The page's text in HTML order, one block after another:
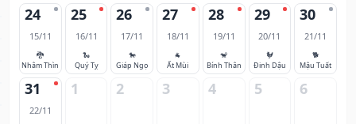
24
15/11
🐉
Nhâm Thìn
25
16/11
🐍
Quý Tỵ
26
17/11
🐎
Giáp Ngọ
27
18/11
🐐
Ất Mùi
28
19/11
🐒
Bính Thân
29
20/11
🐓
Đinh Dậu
30
21/11
🐕
Mậu Tuất
31
22/11
1 2 3 4 5 6